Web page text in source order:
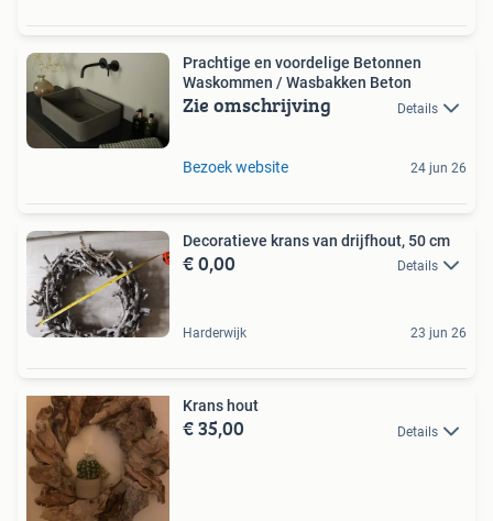
Prachtige en voordelige Betonnen
Waskommen / Wasbakken Beton
Zie omschrijving Details
Bezoek website 24 jun 26
Decoratieve krans van drijfhout, 50 cm
€ 0,00 Details
Harderwijk 23 jun 26
Krans hout
€ 35,00 Details